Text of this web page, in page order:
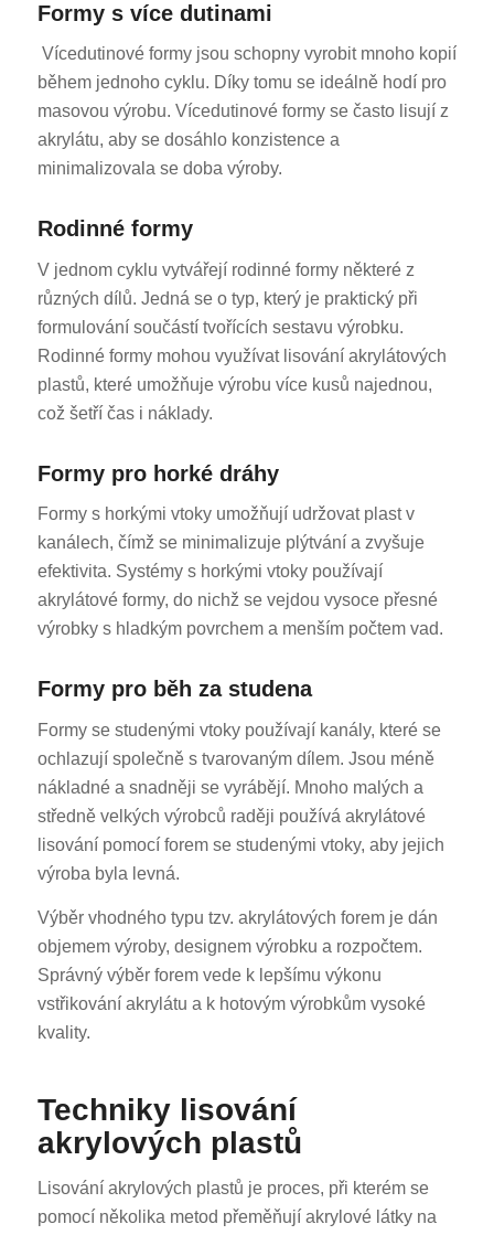
Formy s více dutinami
Vícedutinové formy jsou schopny vyrobit mnoho kopií
během jednoho cyklu. Díky tomu se ideálně hodí pro
masovou výrobu. Vícedutinové formy se často lisují z
akrylátu, aby se dosáhlo konzistence a
minimalizovala se doba výroby.
Rodinné formy
V jednom cyklu vytvářejí rodinné formy některé z
různých dílů. Jedná se o typ, který je praktický při
formulování součástí tvořících sestavu výrobku.
Rodinné formy mohou využívat lisování akrylátových
plastů, které umožňuje výrobu více kusů najednou,
což šetří čas i náklady.
Formy pro horké dráhy
Formy s horkými vtoky umožňují udržovat plast v
kanálech, čímž se minimalizuje plýtvání a zvyšuje
efektivita. Systémy s horkými vtoky používají
akrylátové formy, do nichž se vejdou vysoce přesné
výrobky s hladkým povrchem a menším počtem vad.
Formy pro běh za studena
Formy se studenými vtoky používají kanály, které se
ochlazují společně s tvarovaným dílem. Jsou méně
nákladné a snadněji se vyrábějí. Mnoho malých a
středně velkých výrobců raději používá akrylátové
lisování pomocí forem se studenými vtoky, aby jejich
výroba byla levná.
Výběr vhodného typu tzv. akrylátových forem je dán
objemem výroby, designem výrobku a rozpočtem.
Správný výběr forem vede k lepšímu výkonu
vstřikování akrylátu a k hotovým výrobkům vysoké
kvality.
Techniky lisování
akrylových plastů
Lisování akrylových plastů je proces, při kterém se
pomocí několika metod přeměňují akrylové látky na